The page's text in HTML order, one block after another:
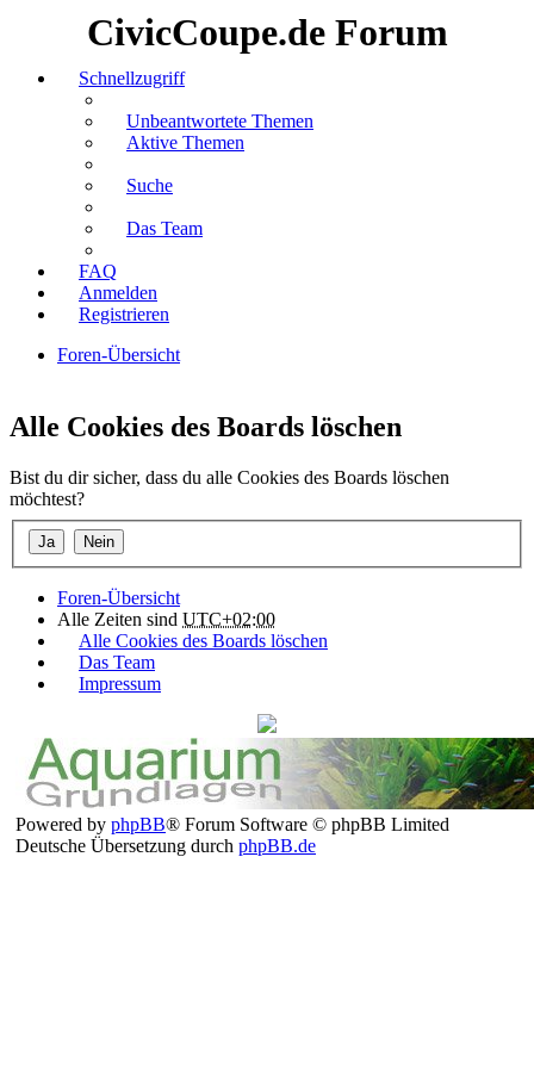
CivicCoupe.de Forum
Schnellzugriff
Unbeantwortete Themen
Aktive Themen
Suche
Das Team
FAQ
Anmelden
Registrieren
Foren-Übersicht
Alle Cookies des Boards löschen
Bist du dir sicher, dass du alle Cookies des Boards löschen
möchtest?
Foren-Übersicht
Alle Zeiten sind UTC+02:00
Alle Cookies des Boards löschen
Das Team
Impressum
Powered by phpBB® Forum Software © phpBB Limited
Deutsche Übersetzung durch phpBB.de